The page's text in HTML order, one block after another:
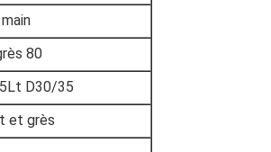
80
D30/35
et grès